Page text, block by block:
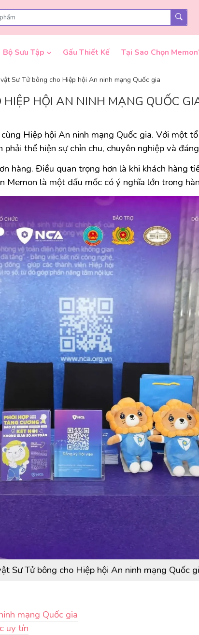
Bộ Sưu Tập Gấu Thiết Kế Tại Sao Chọn
Sư Tử bông cho Hiệp hội An ninh mạng Quốc gia
HỘI AN NINH MẠNG QUỐC
Hiệp hội An ninh mạng Quốc gia. Với một
thể hiện sự chỉn chu, chuyên nghiệp và
hàng. Điều quan trọng hơn là khi khách hàng
Memon là một dấu mốc có ý nghĩa lớn trong
Sư Tử bông cho Hiệp hội An ninh mạng Quốc
mạng Quốc gia
uy tín